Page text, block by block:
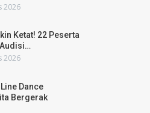
2026
Ketat! 22 Peserta
2026
Dance
Bergerak